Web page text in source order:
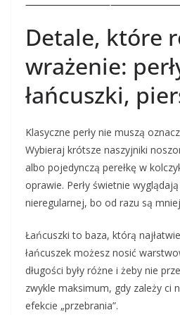
Detale, które
wrażenie:
łańcuszki,
Klasyczne perły nie muszą
Wybieraj krótsze naszyjniki
albo pojedynczą perełkę w
oprawie. Perły świetnie
nieregularnej, bo od razu są
Łańcuszki to baza, którą
łańcuszek możesz nosić
długości były różne i żeby nie
zwykle maksimum, gdy zależy ci
efekcie „przebrania”.